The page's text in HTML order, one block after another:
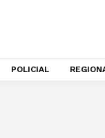
POLICIAL